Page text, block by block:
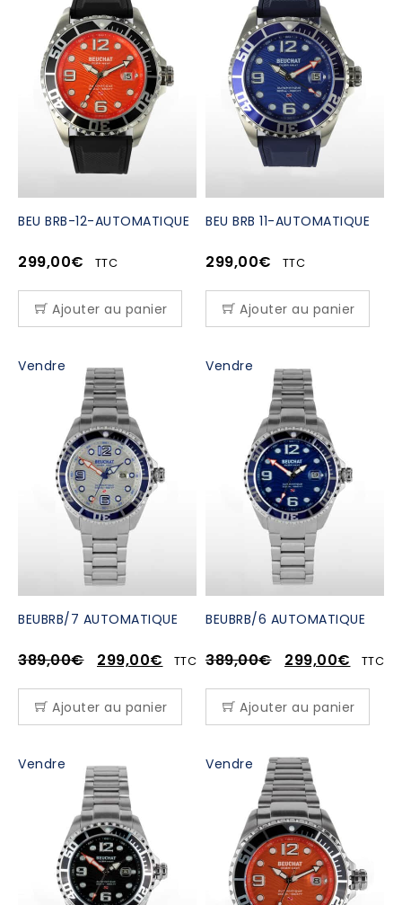
BEU BRB-12-AUTOMATIQUE
299,00€ TTC
Ajouter au panier
BEU BRB 11-AUTOMATIQUE
299,00€ TTC
Ajouter au panier
Vendre
BEUBRB/7 AUTOMATIQUE
389,00€ 299,00€ TTC
Ajouter au panier
Vendre
BEUBRB/6 AUTOMATIQUE
389,00€ 299,00€ TTC
Ajouter au panier
Vendre Vendre